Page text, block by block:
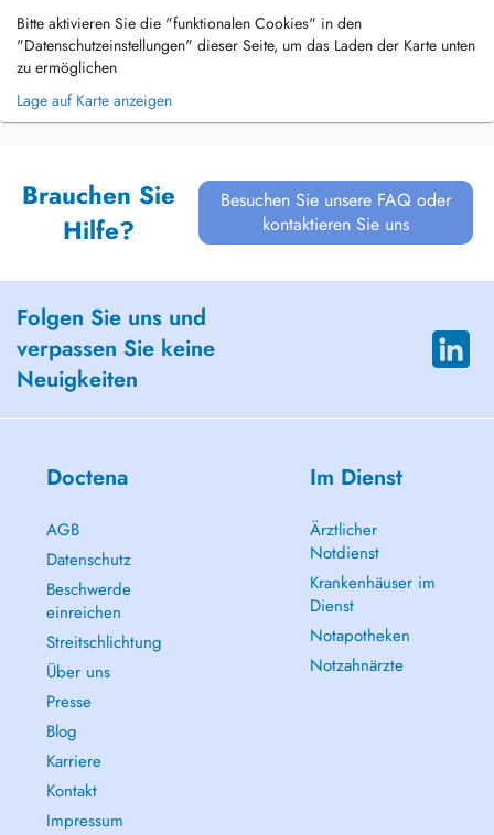
Bitte aktivieren Sie die "funktionalen Cookies" in den
"Datenschutzeinstellungen" dieser Seite, um das Laden der Karte unten
zu ermöglichen
Lage auf Karte anzeigen
Brauchen Sie
Hilfe?
Besuchen Sie unsere FAQ oder
kontaktieren Sie uns
Folgen Sie uns und
verpassen Sie keine
Neuigkeiten
Doctena
AGB
Datenschutz
Beschwerde
einreichen
Streitschlichtung
Über uns
Presse
Blog
Karriere
Kontakt
Impressum
Im Dienst
Ärztlicher
Notdienst
Krankenhäuser im
Dienst
Notapotheken
Notzahnärzte